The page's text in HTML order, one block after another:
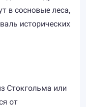
в сосновые леса,
исторических
Стокгольма или
от